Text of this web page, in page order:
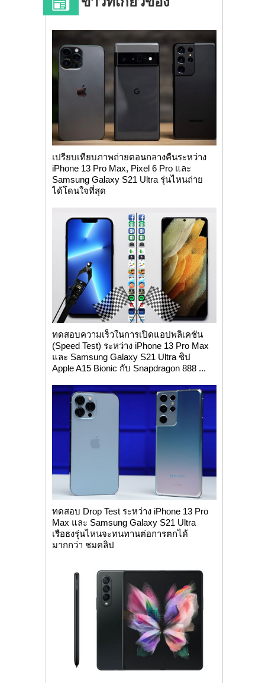
เปรียบเทียบภาพถ่ายตอนกลางคืนระหว่าง
iPhone 13 Pro Max, Pixel 6 Pro และ
Samsung Galaxy S21 Ultra รุ่นไหนถ่าย
ได้โดนใจที่สุด
ทดสอบความเร็วในการเปิดแอปพลิเคชัน
(Speed Test) ระหว่าง iPhone 13 Pro Max
และ Samsung Galaxy S21 Ultra ชิป
Apple A15 Bionic กับ Snapdragon 888 ...
ทดสอบ Drop Test ระหว่าง iPhone 13 Pro
Max และ Samsung Galaxy S21 Ultra
เรือธงรุ่นไหนจะทนทานต่อการตกได้
มากกว่า ชมคลิป